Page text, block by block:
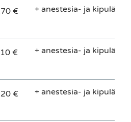
€ + anestesia- ja
€ + anestesia- ja
€ + anestesia- ja